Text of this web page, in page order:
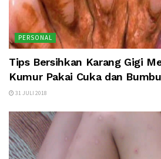
PERSONAL
Tips Bersihkan Karang Gigi
Kumur Pakai Cuka dan
31 JULI 2018